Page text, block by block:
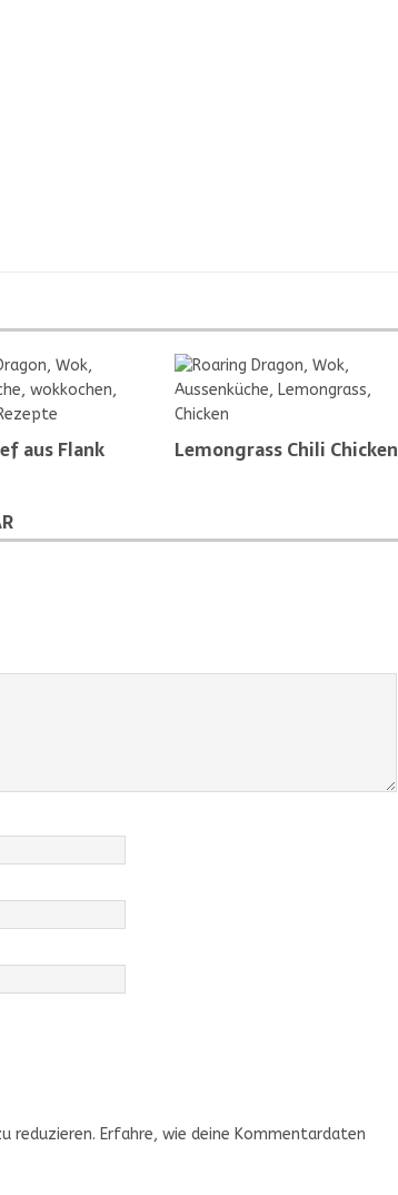
aus Flank Lemongrass Chili Chicken
reduzieren. Erfahre, wie deine Kommentardaten